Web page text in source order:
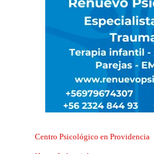
Centro Psicológico en Providencia